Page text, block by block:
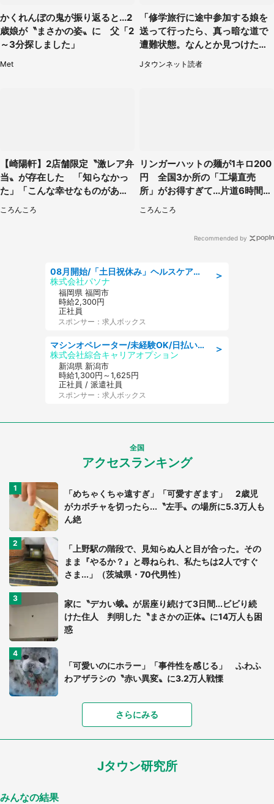
かくれんぼの鬼が振り返ると...2
歳娘が〝まさかの姿〟に 父「2
～3分探しました」
Met
「修学旅行に途中参加する娘を
送って行ったら、真っ暗な道で
遭難状態。なんとか見つけた民
家に助けを求めると、住人の男
性が...」
Jタウンネット読者
【崎陽軒】2店舗限定〝激レア弁
当〟が存在した 「知らなかっ
た」「こんな幸せなものがあっ
たなんて...」
ころんころ
リンガーハットの麺が1キロ200
円 全国3か所の「工場直売
所」がお得すぎて...片道6時間か
けて来た人も
ころんころ
Recommended by
＞
08月開始/「土日祝休み」ヘルスケア業界の産業保健師/高時給/未経験OK/要資格:保健師、正看護師
株式会社パソナ
福岡県 福岡市
時給2,300円
正社員
スポンサー：求人ボックス
＞
マシンオペレーター/未経験OK/日払いOK/寮完備/交替制/20・30・40代活躍中
株式会社綜合キャリアオプション
新潟県 新潟市
時給1,300円～1,625円
正社員 / 派遣社員
スポンサー：求人ボックス
全国
アクセスランキング
「めちゃくちゃ遠すぎ」「可愛すぎます」 2歳児
がカボチャを切ったら...〝左手〟の場所に5.3万人も
ん絶
「上野駅の階段で、見知らぬ人と目が合った。その
まま『やるか？』と尋ねられ、私たちは2人ですぐ
さま...」（茨城県・70代男性）
家に〝デカい蛾〟が居座り続けて3日間...ビビり続
けた住人 判明した〝まさかの正体〟に14万人も困
惑
「可愛いのにホラー」「事件性を感じる」 ふわふ
わアザラシの〝赤い異変〟に3.2万人戦慄
「落ち着いて食べられないでしょう」高級旅館での
食事中、じっとできない幼い息子に中年の男性客
が...（東京都・40代男性）
「孫にあげると思って、あなたにこれをあげる」
さらにみる
Jタウン研究所
みんなの結果